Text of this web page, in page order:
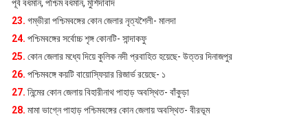
পূর্ব বর্ধমান, পশ্চিম বর্ধমান, মুর্শিদাবাদ
23. গম্ভীরা পশ্চিমবঙ্গের কোন জেলার নৃত্যশৈলী- মালদা
24. পশ্চিমবঙ্গের সর্বোচ্চ শৃঙ্গ কোনটি- সান্দাকফু
25. কোন জেলার মধ্যে দিয়ে কুলিক নদী প্রবাহিত হয়েছে- উত্তর দিনাজপুর
26. পশ্চিমবঙ্গে কয়টি বায়োস্ফিয়ার রিজার্ভ রয়েছে- ১
27. নিন্মের কোন জেলায় বিহারীনাথ পাহাড় অবস্থিত- বাঁকুড়া
28. মামা ভাগ্নে পাহাড় পশ্চিমবঙ্গের কোন জেলায় অবস্থিত- বীরভূম